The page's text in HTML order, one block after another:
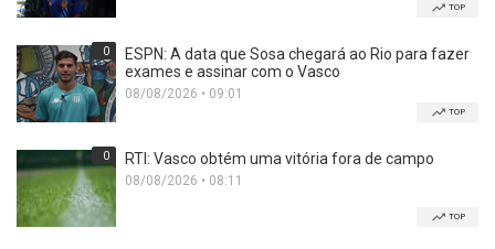
TOP
0
ESPN: A data que Sosa chegará ao Rio para fazer
exames e assinar com o Vasco
08/08/2026 • 09:01
TOP
0 RTI: Vasco obtém uma vitória fora de campo
08/08/2026 • 08:11
TOP